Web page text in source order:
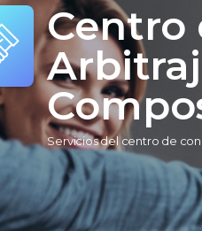
Centro
Servicios del centro de